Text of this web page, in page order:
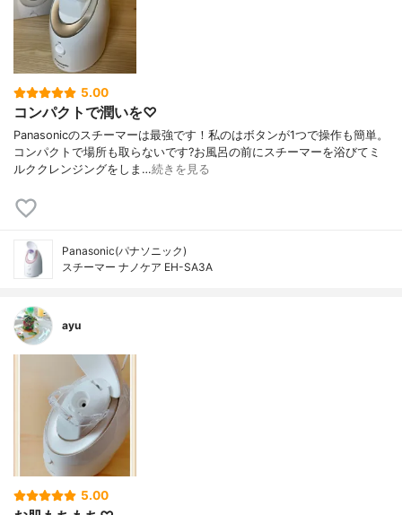
5.00
コンパクトで潤いを♡
Panasonicのスチーマーは最強です！私のはボタンが1つで操作も簡単。
コンパクトで場所も取らないです?お風呂の前にスチーマーを浴びてミ
ルククレンジングをしま…続きを見る
Panasonic(パナソニック)
スチーマー ナノケア EH-SA3A
ayu
5.00